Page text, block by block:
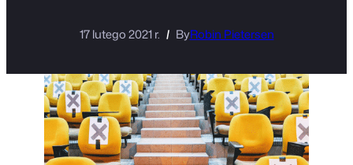
17 lutego 2021 r. ByRobin Pietersen